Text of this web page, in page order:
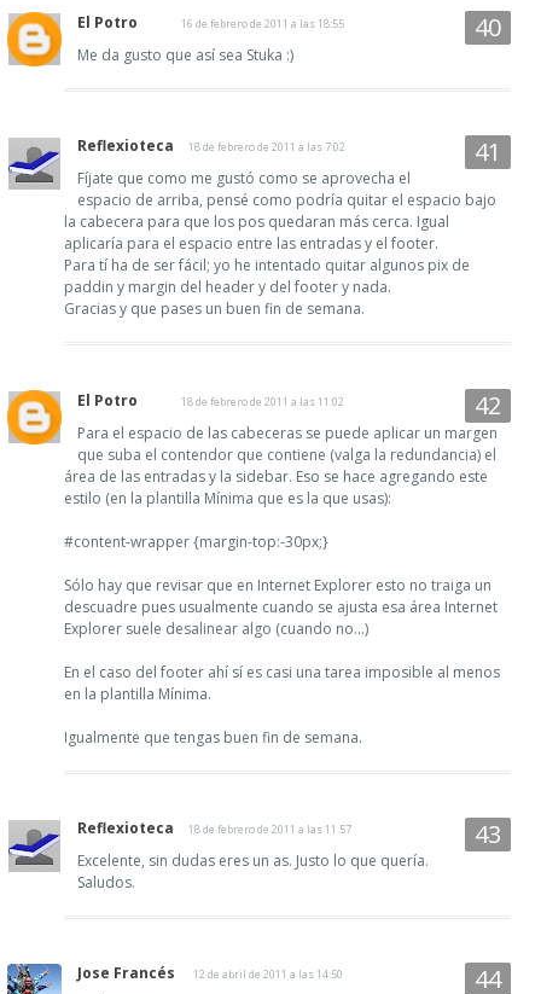
El Potro 16 de febrero de 2011 a las 18:55
Me da gusto que así sea Stuka :)
Reflexioteca 18 de febrero de 2011 a las 7:02
Fíjate que como me gustó como se aprovecha el
espacio de arriba, pensé como podría quitar el espacio bajo
la cabecera para que los pos quedaran más cerca. Igual
aplicaría para el espacio entre las entradas y el footer.
Para tí ha de ser fácil; yo he intentado quitar algunos pix de
paddin y margin del header y del footer y nada.
Gracias y que pases un buen fin de semana.
El Potro 18 de febrero de 2011 a las 11:02
Para el espacio de las cabeceras se puede aplicar un margen
que suba el contendor que contiene (valga la redundancia) el
área de las entradas y la sidebar. Eso se hace agregando este
estilo (en la plantilla Mínima que es la que usas):
#content-wrapper {margin-top:-30px;}
Sólo hay que revisar que en Internet Explorer esto no traiga un
descuadre pues usualmente cuando se ajusta esa área Internet
Explorer suele desalinear algo (cuando no...)
En el caso del footer ahí sí es casi una tarea imposible al menos
en la plantilla Mínima.
Igualmente que tengas buen fin de semana.
Reflexioteca 18 de febrero de 2011 a las 11:57
Excelente, sin dudas eres un as. Justo lo que quería.
Saludos.
Jose Francés 12 de abril de 2011 a las 14:50